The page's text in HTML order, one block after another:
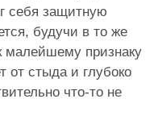
себя защитную
будучи в то же
малейшему признаку
от стыда и глубоко
что-то не